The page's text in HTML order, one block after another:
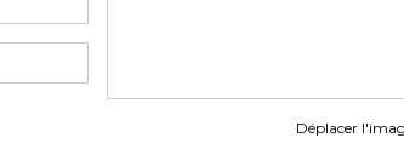
Déplacer